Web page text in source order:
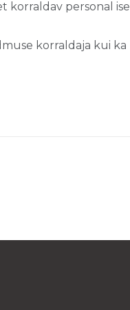
korraldav personal ise
korraldaja kui ka